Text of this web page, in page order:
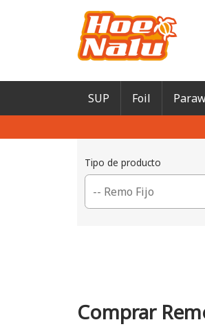
SUP Foil
Tipo de producto
Comprar